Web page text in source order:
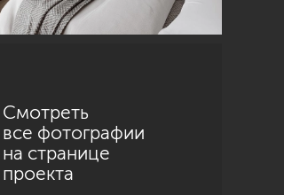
Смотреть
все фотографии
на странице
проекта